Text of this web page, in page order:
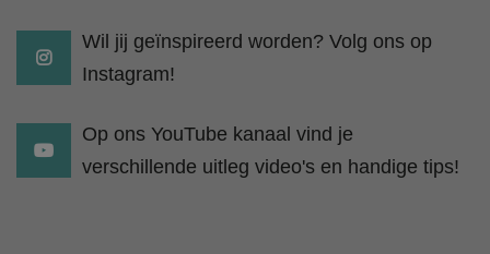
Wil jij geïnspireerd worden? Volg ons op
Instagram!
Op ons YouTube kanaal vind je
verschillende uitleg video's en handige tips!